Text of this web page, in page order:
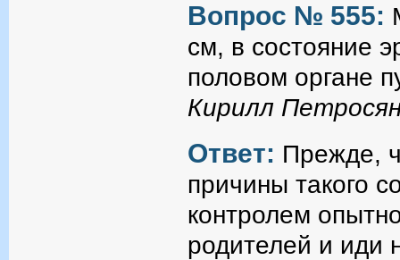
Вопрос № 555:
см, в состояние
половом органе
Кирилл
Ответ: Прежде,
причины такого
контролем
родителей и иди